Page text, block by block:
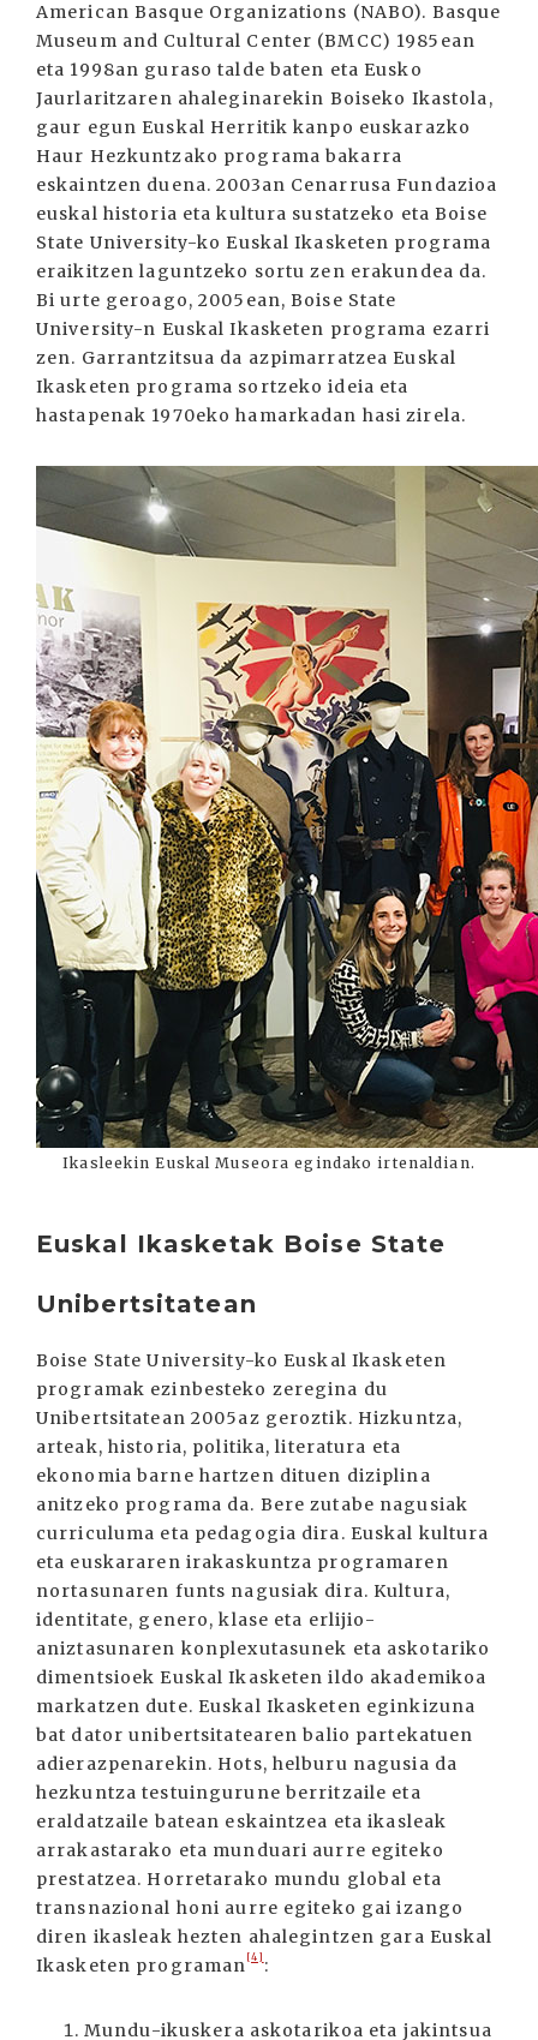
American Basque Organizations (NABO). Basque
Museum and Cultural Center (BMCC) 1985ean
eta 1998an guraso talde baten eta Eusko
Jaurlaritzaren ahaleginarekin Boiseko Ikastola,
gaur egun Euskal Herritik kanpo euskarazko
Haur Hezkuntzako programa bakarra
eskaintzen duena. 2003an Cenarrusa Fundazioa
euskal historia eta kultura sustatzeko eta Boise
State University-ko Euskal Ikasketen programa
eraikitzen laguntzeko sortu zen erakundea da.
Bi urte geroago, 2005ean, Boise State
University-n Euskal Ikasketen programa ezarri
zen. Garrantzitsua da azpimarratzea Euskal
Ikasketen programa sortzeko ideia eta
hastapenak 1970eko hamarkadan hasi zirela.
Ikasleekin Euskal Museora egindako irtenaldian.
Euskal Ikasketak Boise State
Unibertsitatean
Boise State University-ko Euskal Ikasketen
programak ezinbesteko zeregina du
Unibertsitatean 2005az geroztik. Hizkuntza,
arteak, historia, politika, literatura eta
ekonomia barne hartzen dituen diziplina
anitzeko programa da. Bere zutabe nagusiak
curriculuma eta pedagogia dira. Euskal kultura
eta euskararen irakaskuntza programaren
nortasunaren funts nagusiak dira. Kultura,
identitate, genero, klase eta erlijio-
aniztasunaren konplexutasunek eta askotariko
dimentsioek Euskal Ikasketen ildo akademikoa
markatzen dute. Euskal Ikasketen eginkizuna
bat dator unibertsitatearen balio partekatuen
adierazpenarekin. Hots, helburu nagusia da
hezkuntza testuingurune berritzaile eta
eraldatzaile batean eskaintzea eta ikasleak
arrakastarako eta munduari aurre egiteko
prestatzea. Horretarako mundu global eta
transnazional honi aurre egiteko gai izango
diren ikasleak hezten ahalegintzen gara Euskal
Ikasketen programan [4] :
Mundu-ikuskera askotarikoa eta jakintsua